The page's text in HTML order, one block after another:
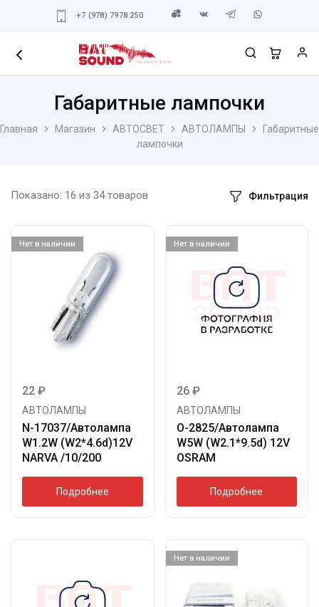
+7 (978) 7978 250
Главная Магазин АВТОСВЕТ АВТОЛАМПЫ
Габаритные
лампочки
Габаритные лампочки
Показано: 16 из 34товаров Фильтрация
Нет в наличии
22 ₽
АВТОЛАМПЫ
N-17037/Автолампа
W1.2W (W2*4.6d)12V
NARVA /10/200
Подробнее
Нет в наличии
26 ₽
АВТОЛАМПЫ
O-2825/Автолампа
W5W (W2.1*9.5d) 12V
OSRAM
Подробнее
Нет в наличии